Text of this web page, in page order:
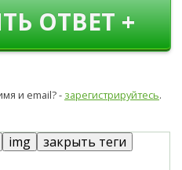
ОТВЕТ +
и email? - зарегистрируйтесь.